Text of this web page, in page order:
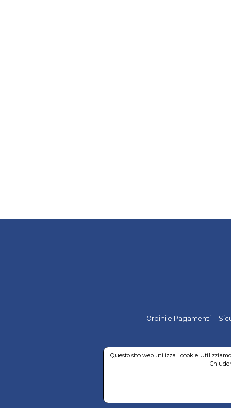
Ordini e Pagamenti
Questo sito web utilizza i cookie.